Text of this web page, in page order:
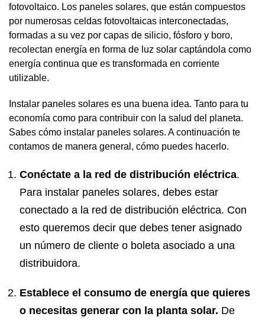
fotovoltaico. Los paneles solares, que están compuestos
por numerosas celdas fotovoltaicas interconectadas,
formadas a su vez por capas de silicio, fósforo y boro,
recolectan energía en forma de luz solar captándola como
energía continua que es transformada en corriente
utilizable.
Instalar paneles solares es una buena idea. Tanto para tu
economía como para contribuir con la salud del planeta.
Sabes cómo instalar paneles solares. A continuación te
contamos de manera general, cómo puedes hacerlo.
Conéctate a la red de distribución eléctrica.
Para instalar paneles solares, debes estar
conectado a la red de distribución eléctrica. Con
esto queremos decir que debes tener asignado
un número de cliente o boleta asociado a una
distribuidora.
Establece el consumo de energía que quieres
o necesitas generar con la planta solar. De